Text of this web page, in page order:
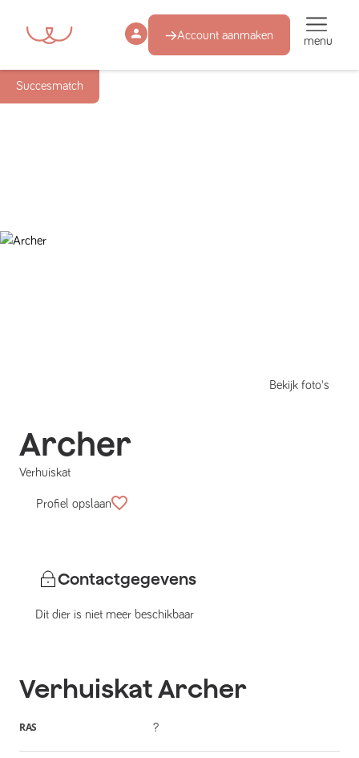
Account aanmaken menu
Succesmatch
Bekijk foto's
Archer
Verhuiskat
Profiel opslaan
Contactgegevens
Dit dier is niet meer beschikbaar
VerhuiskatArcher
RAS ?